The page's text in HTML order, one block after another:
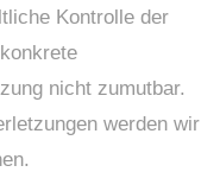
Kontrolle der
nicht zumutbar.
werden wir